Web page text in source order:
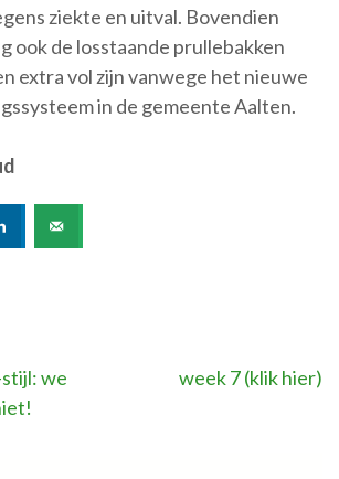
ziekte en uitval. Bovendien
ook de losstaande prullebakken
extra vol zijn vanwege het nieuwe
in de gemeente Aalten.
we
week 7 (klik hier)